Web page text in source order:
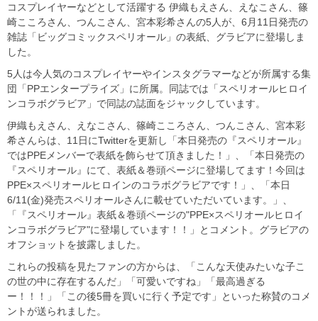
コスプレイヤーなどとして活躍する 伊織もえさん、えなこさん、篠
崎こころさん、つんこさん、宮本彩希さんの5人が、6月11日発売の
雑誌「ビッグコミックスペリオール」の表紙、グラビアに登場しま
した。
5人は今人気のコスプレイヤーやインスタグラマーなどが所属する集
団「PPエンタープライズ」に所属。同誌では「スペリオールヒロイ
ンコラボグラビア」で同誌の誌面をジャックしています。
伊織もえさん、えなこさん、篠崎こころさん、つんこさん、宮本彩
希さんらは、11日にTwitterを更新し「本日発売の『スペリオール』
ではPPEメンバーで表紙を飾らせて頂きました！」、「本日発売の
『スペリオール』にて、表紙＆巻頭ページに登場してます！今回は
PPE×スペリオールヒロインのコラボグラビアです！」、「本日
6/11(金)発売スペリオールさんに載せていただいています。」、
「『スペリオール』表紙＆巻頭ページの"PPE×スペリオールヒロイ
ンコラボグラビア"に登場しています！！」とコメント。グラビアの
オフショットを披露しました。
これらの投稿を見たファンの方からは、「こんな天使みたいな子こ
の世の中に存在するんだ」「可愛いですね」「最高過ぎる
ー！！！」「この後5冊を買いに行く予定です」といった称賛のコメ
ントが送られました。